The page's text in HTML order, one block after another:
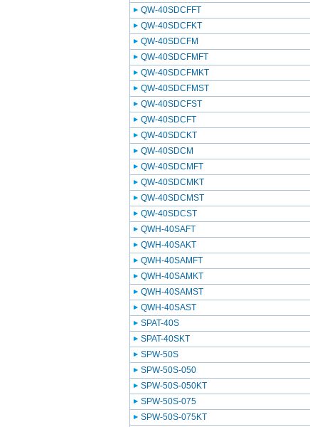
QW-40SDCFFT
QW-40SDCFKT
QW-40SDCFM
QW-40SDCFMFT
QW-40SDCFMKT
QW-40SDCFMST
QW-40SDCFST
QW-40SDCFT
QW-40SDCKT
QW-40SDCM
QW-40SDCMFT
QW-40SDCMKT
QW-40SDCMST
QW-40SDCST
QWH-40SAFT
QWH-40SAKT
QWH-40SAMFT
QWH-40SAMKT
QWH-40SAMST
QWH-40SAST
SPAT-40S
SPAT-40SKT
SPW-50S
SPW-50S-050
SPW-50S-050KT
SPW-50S-075
SPW-50S-075KT